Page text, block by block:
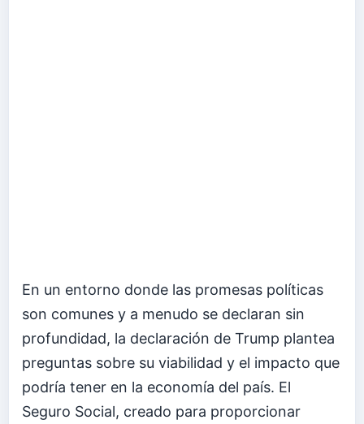
En un entorno donde las promesas políticas
son comunes y a menudo se declaran sin
profundidad, la declaración de Trump plantea
preguntas sobre su viabilidad y el impacto que
podría tener en la economía del país. El
Seguro Social, creado para proporcionar